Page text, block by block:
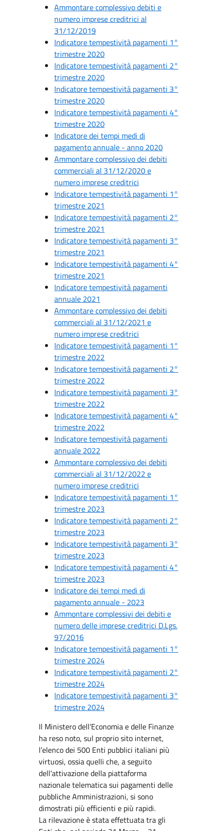
Ammontare complessivo debiti e
numero imprese creditrici al
31/12/2019
Indicatore tempestività pagamenti 1°
trimestre 2020
Indicatore tempestività pagamenti 2°
trimestre 2020
Indicatore tempestività pagamenti 3°
trimestre 2020
Indicatore tempestività pagamenti 4°
trimestre 2020
Indicatore dei tempi medi di
pagamento annuale - anno 2020
Ammontare complessivo dei debiti
commerciali al 31/12/2020 e
numero imprese creditrici
Indicatore tempestività pagamenti 1°
trimestre 2021
Indicatore tempestività pagamenti 2°
trimestre 2021
Indicatore tempestività pagamenti 3°
trimestre 2021
Indicatore tempestività pagamenti 4°
trimestre 2021
Indicatore tempestività pagamenti
annuale 2021
Ammontare complessivo dei debiti
commerciali al 31/12/2021 e
numero imprese creditrici
Indicatore tempestività pagamenti 1°
trimestre 2022
Indicatore tempestività pagamenti 2°
trimestre 2022
Indicatore tempestività pagamenti 3°
trimestre 2022
Indicatore tempestività pagamenti 4°
trimestre 2022
Indicatore tempestività pagamenti
annuale 2022
Ammontare complessivo dei debiti
commerciali al 31/12/2022 e
numero imprese creditrici
Indicatore tempestività pagamenti 1°
trimestre 2023
Indicatore tempestività pagamenti 2°
trimestre 2023
Indicatore tempestività pagamenti 3°
trimestre 2023
Indicatore tempestività pagamenti 4°
trimestre 2023
Indicatore dei tempi medi di
pagamento annuale - 2023
Ammontare complessivi dei debiti e
numero delle imprese creditrici D.Lgs.
97/2016
Indicatore tempestività pagamenti 1°
trimestre 2024
Indicatore tempestività pagamenti 2°
trimestre 2024
Indicatore tempestività pagamenti 3°
trimestre 2024
Il Ministero dell’Economia e delle Finanze
ha reso noto, sul proprio sito internet,
l’elenco dei 500 Enti pubblici italiani più
virtuosi, ossia quelli che, a seguito
dell’attivazione della piattaforma
nazionale telematica sui pagamenti delle
pubbliche Amministrazioni, si sono
dimostrati più efficienti e più rapidi.
La rilevazione è stata effettuata tra gli